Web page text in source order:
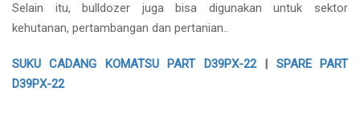
Selain itu, bulldozer juga bisa digunakan untuk sektor
kehutanan, pertambangan dan pertanian..
SUKU CADANG KOMATSU PART D39PX-22| SPARE PART
D39PX-22